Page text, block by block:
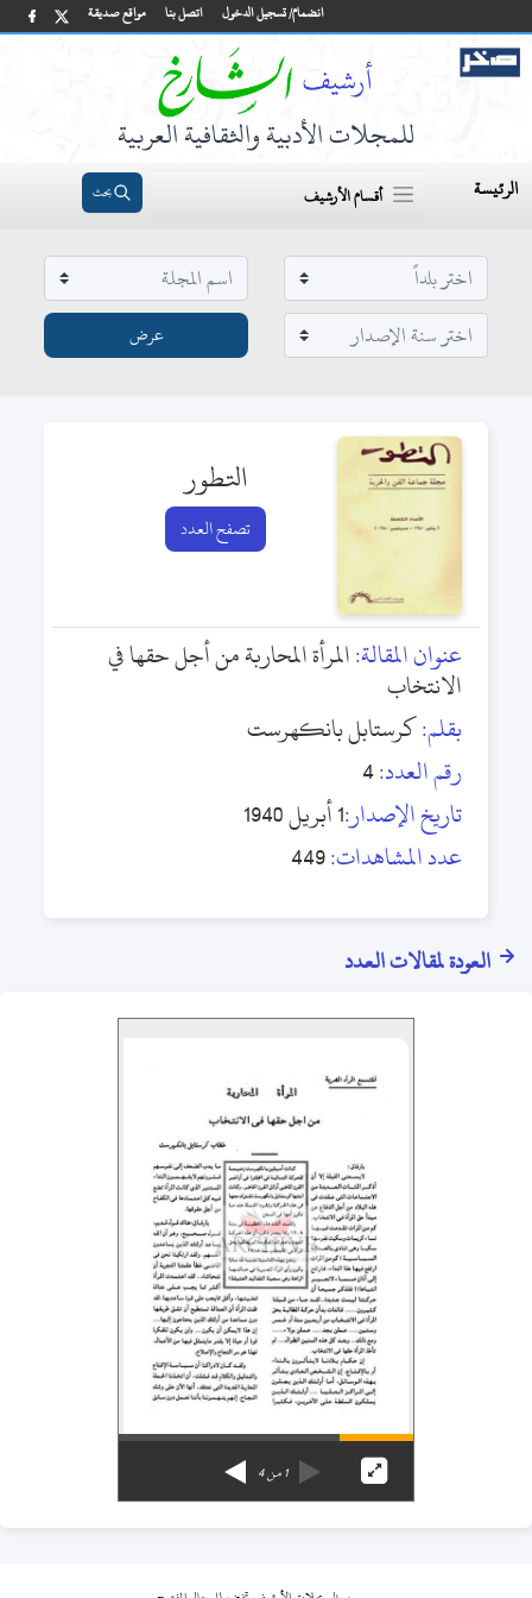
مواقع صديقة اتصل بنا انضمام/ تسجيل الدخول
للمجلات الأدبية والثقافية العربية
الرئيسة أقسام الأرشيف بحث
التطور
تصفح العدد
عنوان المقالة:المرأة المحاربة من أجل حقها في
الانتخاب
بقلم:كرستابل بانكهرست
رقم العدد:4
تاريخ الإصدار:1 أبريل 1940
عدد المشاهدات:449
العودة لمقالات العدد
1من4